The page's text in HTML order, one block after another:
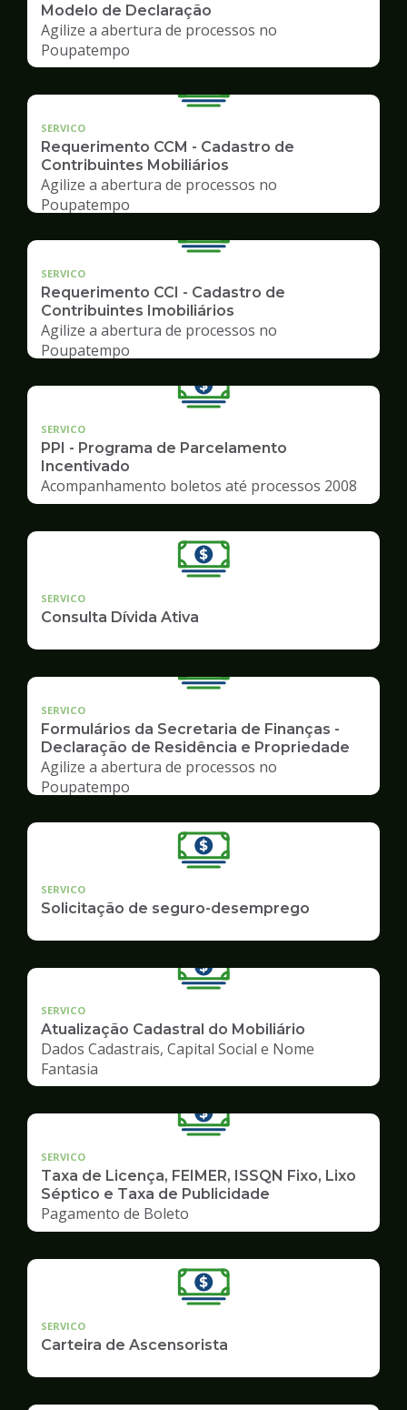
Modelo de Declaração
Agilize a abertura de processos no
Poupatempo
SERVICO
Requerimento CCM - Cadastro de
Contribuintes Mobiliários
Agilize a abertura de processos no
Poupatempo
SERVICO
Requerimento CCI - Cadastro de
Contribuintes Imobiliários
Agilize a abertura de processos no
Poupatempo
SERVICO
PPI - Programa de Parcelamento
Incentivado
Acompanhamento boletos até processos 2008
SERVICO
Consulta Dívida Ativa
SERVICO
Formulários da Secretaria de Finanças -
Declaração de Residência e Propriedade
Agilize a abertura de processos no
Poupatempo
SERVICO
Solicitação de seguro-desemprego
SERVICO
Atualização Cadastral do Mobiliário
Dados Cadastrais, Capital Social e Nome
Fantasia
SERVICO
Taxa de Licença, FEIMER, ISSQN Fixo, Lixo
Séptico e Taxa de Publicidade
Pagamento de Boleto
SERVICO
Carteira de Ascensorista